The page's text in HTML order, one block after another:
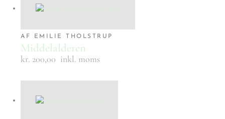
AF EMILIE THOLSTRUP
Middelalderen
kr. 200,00 inkl. moms